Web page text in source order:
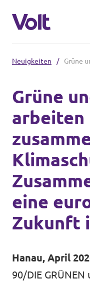
Lokale hessische
Hessische Volt-
Volt in
Website Volt
Volt in deinem
Volt Deutschland
Programm
Über Volt
Menschen
Neuigkeiten
Neuigkeiten /
Grüne
arbeiten
eine
Zukunft
Hanau, April
90/DIE